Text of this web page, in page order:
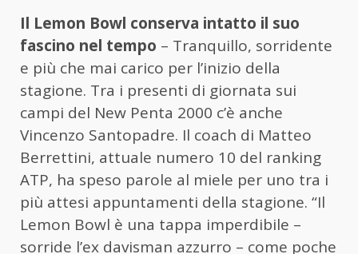
Il Lemon Bowl conserva intatto il suo
fascino nel tempo – Tranquillo, sorridente
e più che mai carico per l’inizio della
stagione. Tra i presenti di giornata sui
campi del New Penta 2000 c’è anche
Vincenzo Santopadre. Il coach di Matteo
Berrettini, attuale numero 10 del ranking
ATP, ha speso parole al miele per uno tra i
più attesi appuntamenti della stagione. “Il
Lemon Bowl è una tappa imperdibile –
sorride l’ex davisman azzurro – come poche